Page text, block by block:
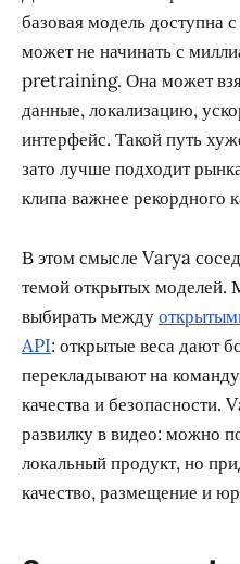
базовая модель доступна
может не начинать с
pretraining. Она может
данные, локализацию,
интерфейс. Такой путь
зато лучше подходит
клипа важнее рекордного
В этом смысле Varya
темой открытых моделей.
выбирать между
API: открытые веса дают
перекладывают на
качества и безопасности.
развилку в видео: можно
локальный продукт, но
качество, размещение и